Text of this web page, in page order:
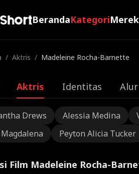
BerandaKategoriMerek
/ Aktris / Madeleine Rocha-Barnette
Aktris Identitas
Drews Alessia Medina
Peyton Alicia Tucker
Film Madeleine Rocha-